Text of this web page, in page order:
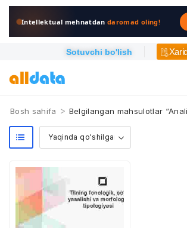
Intellektual mehnatdandaromad oling!
Sotuvchi bo'lish
Bosh sahifa > Belgilangan mahsulotlar